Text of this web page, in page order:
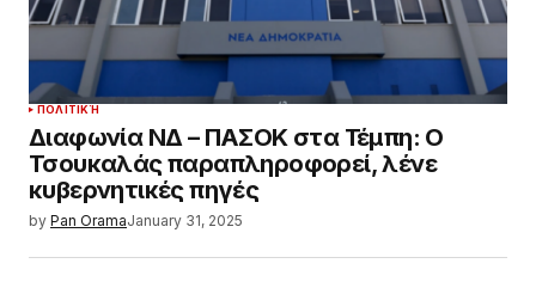
ΠΟΛΙΤΙΚΉ
Διαφωνία ΝΔ – ΠΑΣΟΚ στα Τέμπη: Ο
Τσουκαλάς παραπληροφορεί, λένε
κυβερνητικές πηγές
by Pan OramaJanuary 31, 2025